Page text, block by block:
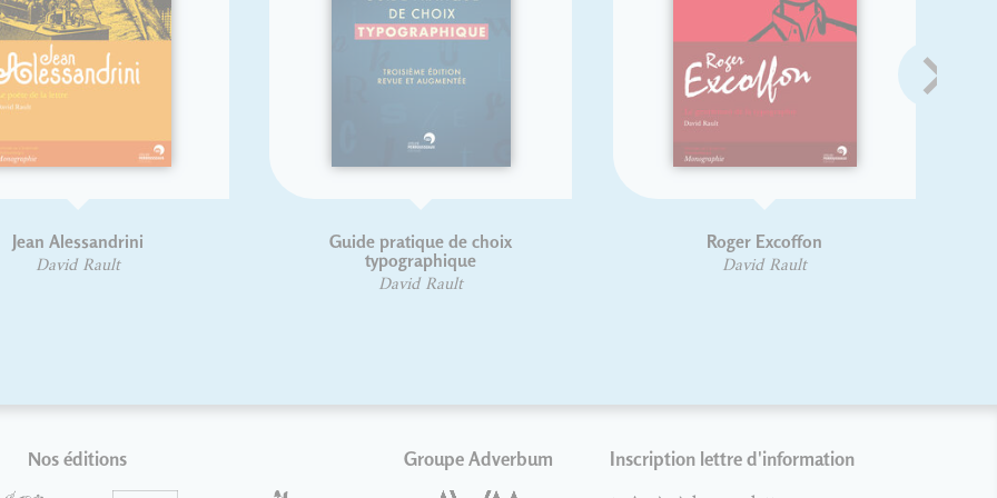
typographique - Le XXe siècle II/II
Typographie et cinéma
Nos éditions Groupe Adverbum Inscription lettre d'information